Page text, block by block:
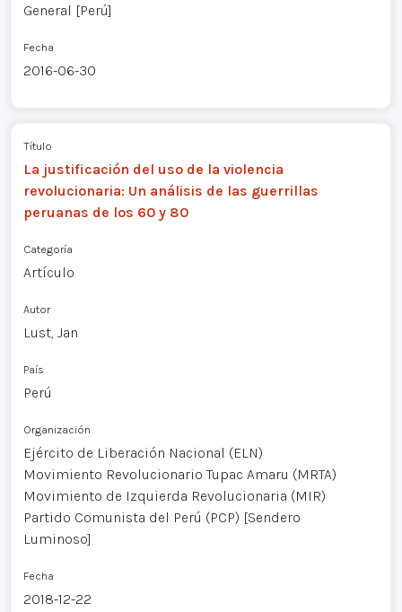
General [Perú]
Fecha
2016-06-30
Título
La justificación del uso de la violencia
revolucionaria: Un análisis de las guerrillas
peruanas de los 60 y 80
Categoría
Artículo
Autor
Lust, Jan
País
Perú
Organización
Ejército de Liberación Nacional (ELN)
Movimiento Revolucionario Tupac Amaru (MRTA)
Movimiento de Izquierda Revolucionaria (MIR)
Partido Comunista del Perú (PCP) [Sendero
Luminoso]
Fecha
2018-12-22